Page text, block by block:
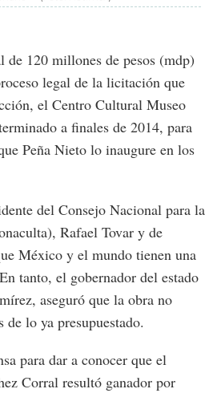
de 120 millones de pesos (mdp)
legal de la licitación que
el Centro Cultural Museo
a finales de 2014, para
Peña Nieto lo inaugure en los
del Consejo Nacional para la
Rafael Tovar y de
México y el mundo tienen una
tanto, el gobernador del estado
aseguró que la obra no
de lo ya presupuestado.
para dar a conocer que el
Corral resultó ganador por